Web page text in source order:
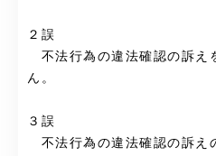
２誤
不法行為の違法確認の訴え
ん。
３誤
不法行為の違法確認の訴え